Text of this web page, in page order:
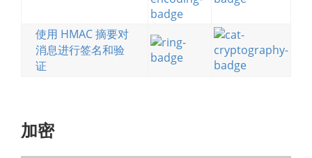
使用 HMAC 摘要对
消息进行签名和验
证
加密